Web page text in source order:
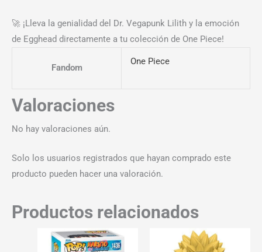
🚀 ¡Lleva la genialidad del Dr. Vegapunk Lilith y la emoción
de Egghead directamente a tu colección de One Piece!
Fandom
One Piece
Valoraciones
No hay valoraciones aún.
Solo los usuarios registrados que hayan comprado este
producto pueden hacer una valoración.
Productos relacionados